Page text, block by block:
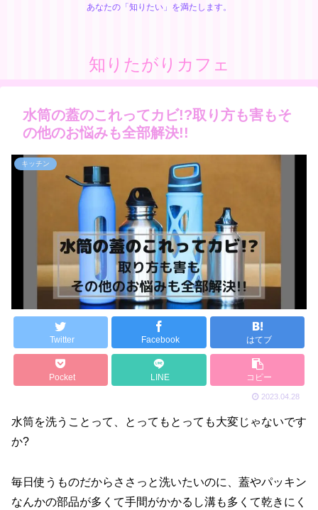
あなたの「知りたい」を満たします。
知りたがりカフェ
水筒の蓋のこれってカビ!?取り方も害もそ
の他のお悩みも全部解決!!
キッチン
Twitter Facebook はてブ
Pocket LINE コピー
2023.04.28
水筒を洗うことって、とってもとっても大変じゃないです
か?
毎日使うものだからささっと洗いたいのに、蓋やパッキン
なんかの部品が多くて手間がかかるし溝も多くて乾きにく